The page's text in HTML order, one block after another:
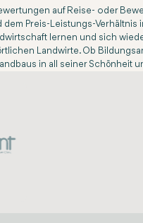
auf Reise- oder
Preis-Leistungs-Verhältnis
lernen und sich
Landwirte. Ob
in all seiner Schönheit